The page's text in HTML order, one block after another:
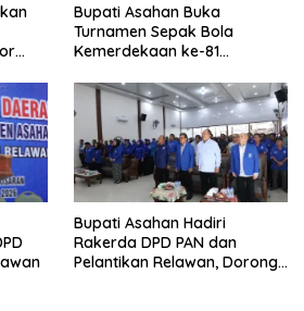
Bupati Asahan Buka
Turnamen Sepak Bola
Kemerdekaan ke-81
0208/Asahan
Bupati Asahan Hadiri
Rakerda DPD PAN dan
Pelantikan Relawan, Dorong